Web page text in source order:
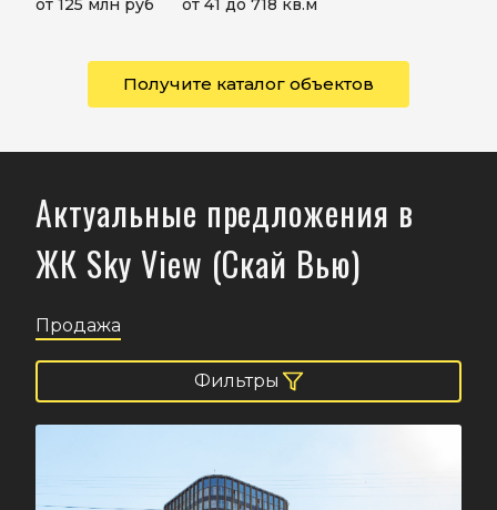
от 125 млн руб от 41 до 718 кв.м
Получите каталог объектов
Актуальные предложения в
ЖК Sky View (Скай Вью)
Продажа
Фильтры